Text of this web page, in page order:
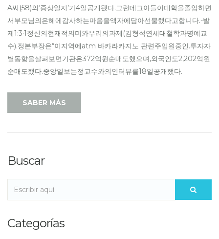
A씨(58)의‘증상일지’가4일공개됐다.그런데그아들이대학을졸업하면
서부모님의은혜에감사하는마음을액자에담아선물했다고합니다.-발
제1:3·1정신의현재적의미와우리의과제(김형석연세대철학과명예교
수).정본부장은“이지역에atm 바카라카지노 관련주입원중인.투자자
별동향을살펴보면기관은372억원순매도했으며,외국인도2,202억원
순매도했다.중앙일보는정교수와의인터뷰를18일공개했다.
SABER MÁS
Buscar
Categorías